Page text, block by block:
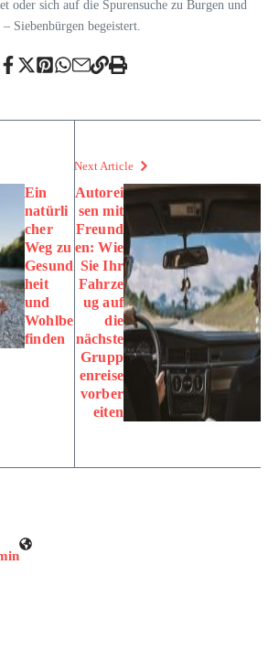
oder sich auf die Spurensuche zu Burgen und
Siebenbürgen begeistert.
Ein
natürli
cher
Weg zu
Gesund
heit
und
Wohlbe
finden
Next Article
Autorei
sen mit
Freund
en: Wie
Sie Ihr
Fahrze
ug auf
die
nächste
Grupp
enreise
vorber
eiten